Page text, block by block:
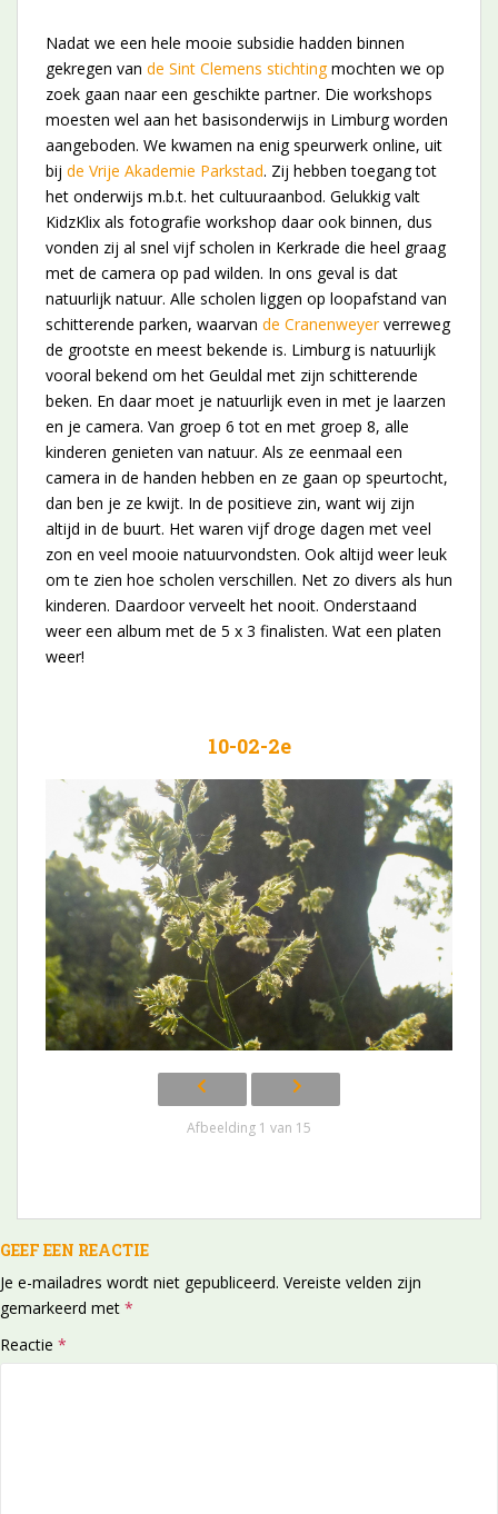
Nadat we een hele mooie subsidie hadden binnen
gekregen van de Sint Clemens stichtingmochten we op
zoek gaan naar een geschikte partner. Die workshops
moesten wel aan het basisonderwijs in Limburg worden
aangeboden. We kwamen na enig speurwerk online, uit
bij de Vrije Akademie Parkstad. Zij hebben toegang tot
het onderwijs m.b.t. het cultuuraanbod. Gelukkig valt
KidzKlix als fotografie workshop daar ook binnen, dus
vonden zij al snel vijf scholen in Kerkrade die heel graag
met de camera op pad wilden. In ons geval is dat
natuurlijk natuur. Alle scholen liggen op loopafstand van
schitterende parken, waarvan de Cranenweyerverreweg
de grootste en meest bekende is. Limburg is natuurlijk
vooral bekend om het Geuldal met zijn schitterende
beken. En daar moet je natuurlijk even in met je laarzen
en je camera. Van groep 6 tot en met groep 8, alle
kinderen genieten van natuur. Als ze eenmaal een
camera in de handen hebben en ze gaan op speurtocht,
dan ben je ze kwijt. In de positieve zin, want wij zijn
altijd in de buurt. Het waren vijf droge dagen met veel
zon en veel mooie natuurvondsten. Ook altijd weer leuk
om te zien hoe scholen verschillen. Net zo divers als hun
kinderen. Daardoor verveelt het nooit. Onderstaand
weer een album met de 5 x 3 finalisten. Wat een platen
weer!
10-02-2e
Afbeelding 1 van 15
GEEF EEN REACTIE
Je e-mailadres wordt niet gepubliceerd. Vereiste velden zijn
gemarkeerd met *
Reactie *